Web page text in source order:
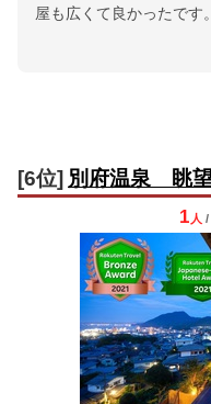
屋も広くて良かったです。
[6位] 別府温泉 眺
1 人 /